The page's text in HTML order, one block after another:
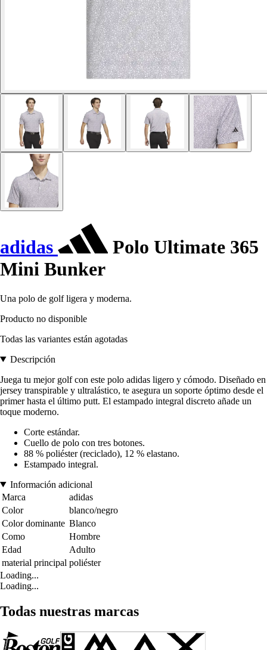
adidas
Polo Ultimate 365
Mini Bunker
Una polo de golf ligera y moderna.
Producto no disponible
Todas las variantes están agotadas
Descripción
Juega tu mejor golf con este polo adidas ligero y cómodo. Diseñado en
jersey transpirable y ultralástico, te asegura un soporte óptimo desde el
primer hasta el último putt. El estampado integral discreto añade un
toque moderno.
Corte estándar.
Cuello de polo con tres botones.
88 % poliéster (reciclado), 12 % elastano.
Estampado integral.
Información adicional
Marca
adidas
Color
blanco/negro
Color dominante Blanco
Como
Hombre
Edad
Adulto
material principal poliéster
Loading...
Loading...
Todas nuestras marcas